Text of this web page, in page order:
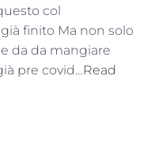
col
finito Ma non solo
da da mangiare
pre covid…Read